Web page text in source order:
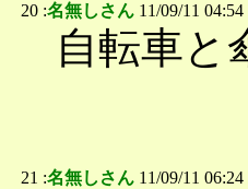
20 :名無しさん 11/09/11
自転車と
21 :名無しさん 11/09/11